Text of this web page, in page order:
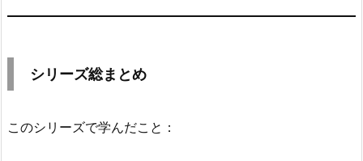
シリーズ総まとめ
このシリーズで学んだこと：